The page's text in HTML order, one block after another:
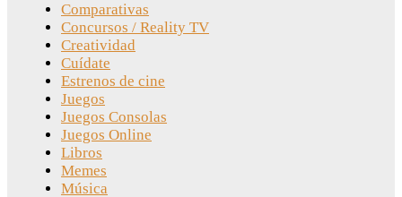
Comparativas
Concursos / Reality TV
Creatividad
Cuídate
Estrenos de cine
Juegos
Juegos Consolas
Juegos Online
Libros
Memes
Música